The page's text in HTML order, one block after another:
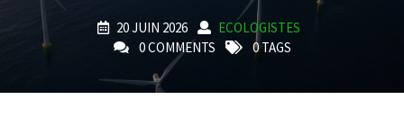
20 JUIN 2026
ECOLOGISTES
0 COMMENTS
0 TAGS